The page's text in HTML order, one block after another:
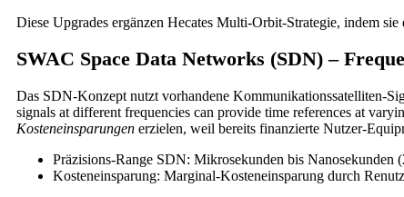
Diese Upgrades ergänzen Hecates Multi-Orbit-Strategie, indem
SWAC Space Data Networks (SDN) –
Das SDN-Konzept nutzt vorhandene Kommunikationssatelliten-
signals at different frequencies can provide time references at
Kosteneinsparungen erzielen, weil bereits finanzierte Nutzer-
Präzisions-Range SDN: Mikrosekunden bis Nanosekunden
Kosteneinsparung: Marginal-Kosteneinsparung durch